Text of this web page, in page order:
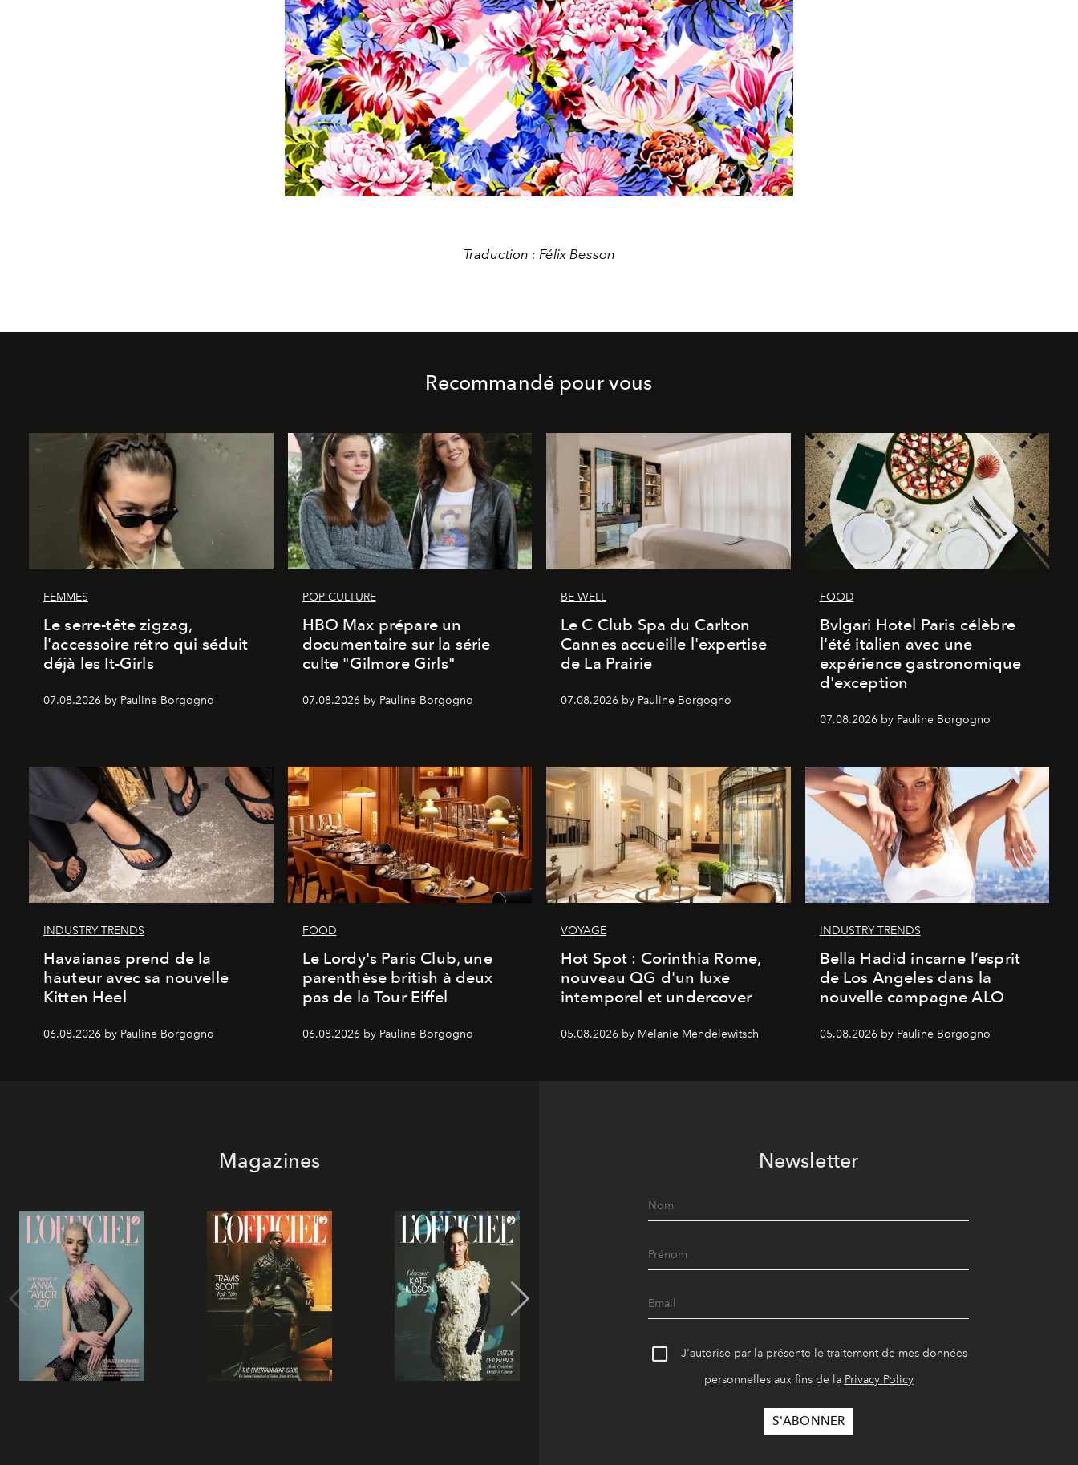
Traduction : Félix Besson
Recommandé pour vous
FEMMES
Le serre-tête zigzag,
l'accessoire rétro qui séduit
déjà les It-Girls
07.08.2026 by Pauline Borgogno
POP CULTURE
HBO Max prépare un
documentaire sur la série
culte "Gilmore Girls"
07.08.2026 by Pauline Borgogno
BE WELL
Le C Club Spa du Carlton
Cannes accueille l'expertise
de La Prairie
07.08.2026 by Pauline Borgogno
FOOD
Bvlgari Hotel Paris célèbre
l'été italien avec une
expérience gastronomique
d'exception
07.08.2026 by Pauline Borgogno
INDUSTRY TRENDS
Havaianas prend de la
hauteur avec sa nouvelle
Kitten Heel
06.08.2026 by Pauline Borgogno
FOOD
Le Lordy's Paris Club, une
parenthèse british à deux
pas de la Tour Eiffel
06.08.2026 by Pauline Borgogno
VOYAGE
Hot Spot : Corinthia Rome,
nouveau QG d'un luxe
intemporel et undercover
05.08.2026 by Melanie Mendelewitsch
INDUSTRY TRENDS
Bella Hadid incarne l’esprit
de Los Angeles dans la
nouvelle campagne ALO
05.08.2026 by Pauline Borgogno
Magazines Newsletter
J'autorise par la présente le traitement de mes données
personnelles aux fins de la Privacy Policy